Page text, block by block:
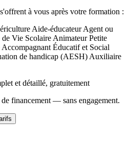
à vous après votre formation :
Aide-éducateur Agent ou
Vie Scolaire Animateur Petite
Accompagnant Éducatif et Social
de handicap (AESH) Auxiliaire
et détaillé, gratuitement
financement — sans engagement.